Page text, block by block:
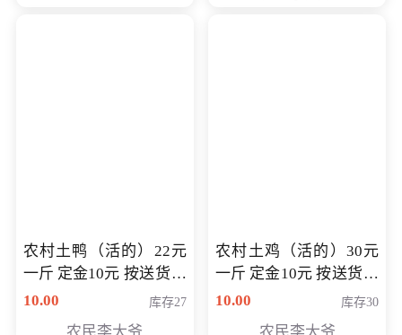
农村土鸭（活的）22元
一斤 定金10元 按送货交
付时秤重计算货款 定金
10.00 库存27
农村土鸡（活的）30元
一斤 定金10元 按送货交
付时秤重计算货款 定金
10.00 库存30